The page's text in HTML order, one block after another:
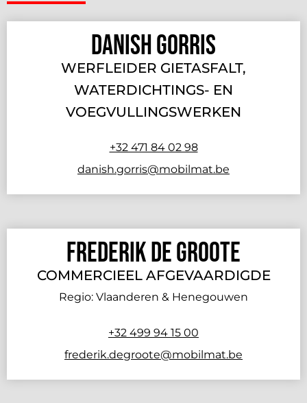
Danish Gorris
WERFLEIDER GIETASFALT,
WATERDICHTINGS- EN
VOEGVULLINGSWERKEN
+32 471 84 02 98
danish.gorris@mobilmat.be
Frederik De Groote
COMMERCIEEL AFGEVAARDIGDE
Regio: Vlaanderen & Henegouwen
+32 499 94 15 00
frederik.degroote@mobilmat.be